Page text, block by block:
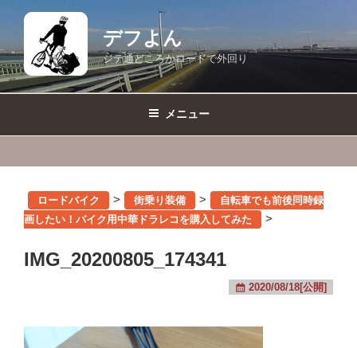
テ
ン
ツ
デフよん
ジテ通どころかロードで外回り
メニュー
ロードバイク > 街乗り装備 >
自転車でも前後同時録
画したい！バイク用中華ドラレコを購入してみた
>
IMG_20200805_174341
2020/08/18[公開]